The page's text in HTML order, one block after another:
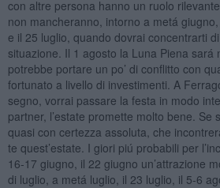
con altre persona hanno un ruolo
non mancheranno, intorno a metá
e il 25 luglio, quando dovrai concentrarti
situazione. Il 1 agosto la Luna Piena sará
potrebbe portare un po’ di conflitto con
fortunato a livello di investimenti. A
segno, vorrai passare la festa in modo
partner, l’estate promette molto bene. Se
quasi con certezza assoluta, che
te quest’estate. I giori piú probabili per
16-17 giugno, il 22 giugno un’attrazione
di luglio, a metá luglio, il 23 luglio, il 5-6